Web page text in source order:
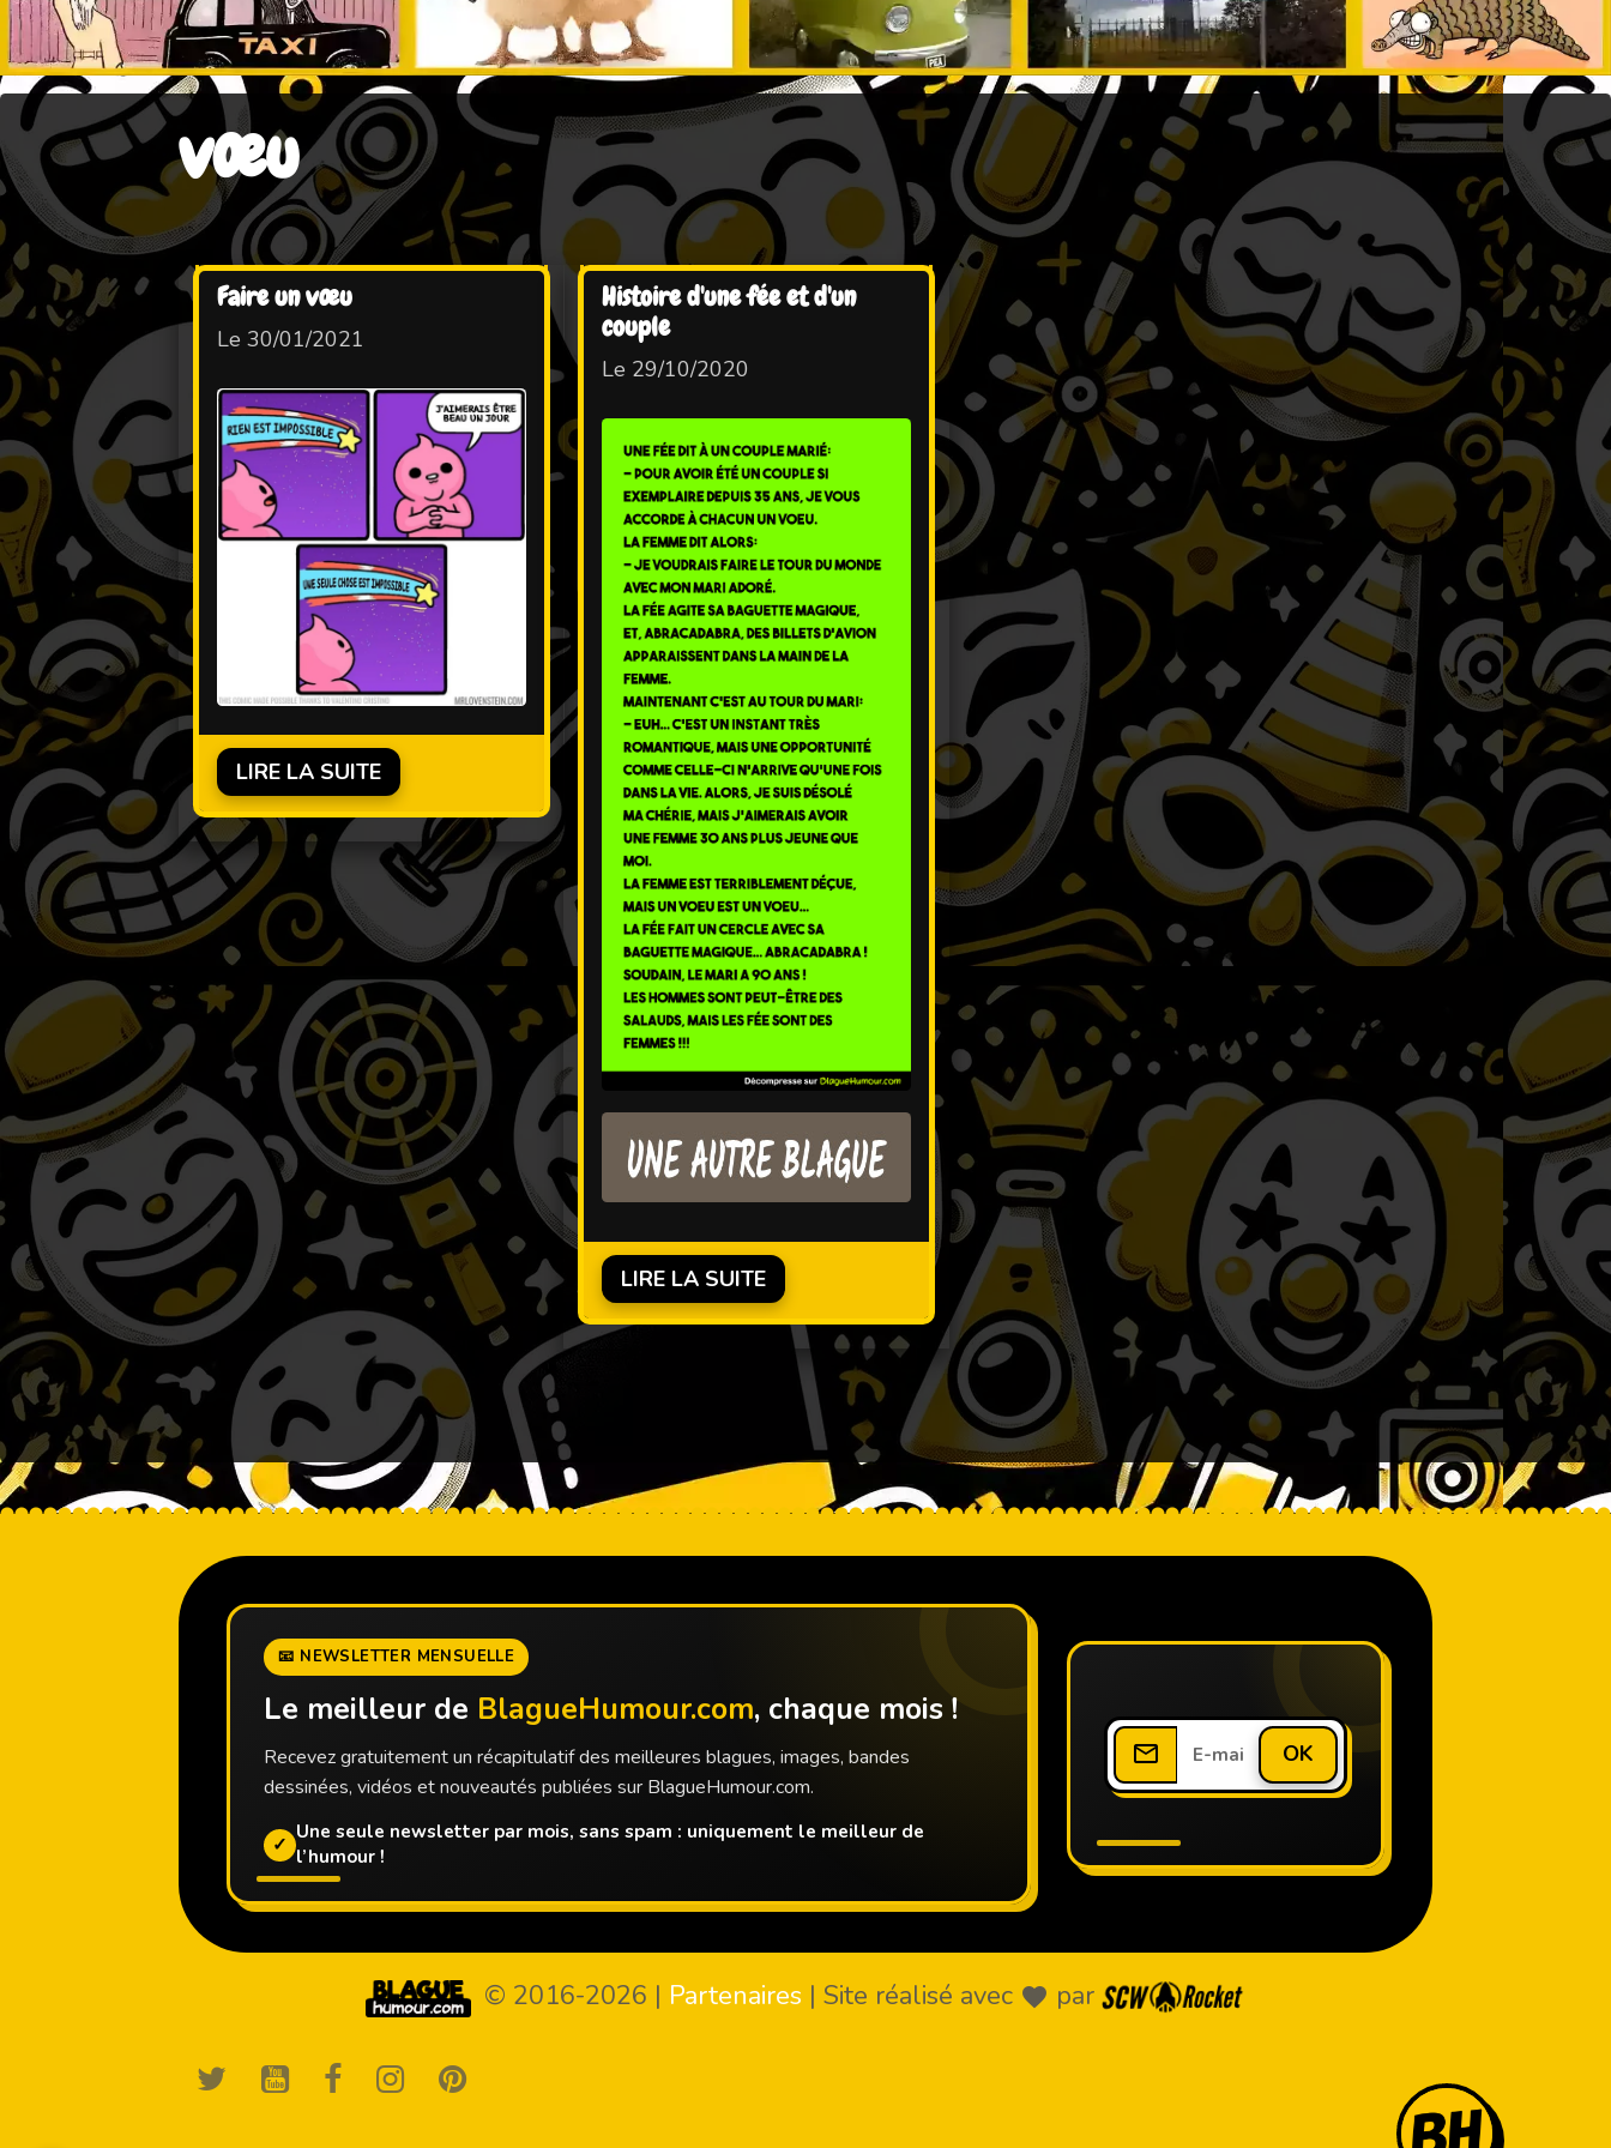
vœu
Faire un vœu
Le 30/01/2021
LIRE LA SUITE
Histoire d'une fée et d'un
couple
Le 29/10/2020
LIRE LA SUITE
📧 NEWSLETTER MENSUELLE
Le meilleur de BlagueHumour.com, chaque mois !
Recevez gratuitement un récapitulatif des meilleures blagues, images, bandes
dessinées, vidéos et nouveautés publiées sur BlagueHumour.com.
✓
Une seule newsletter par mois, sans spam : uniquement le meilleur de
l’humour !
OK
© 2016-2026 | Partenaires | Site réalisé avec par